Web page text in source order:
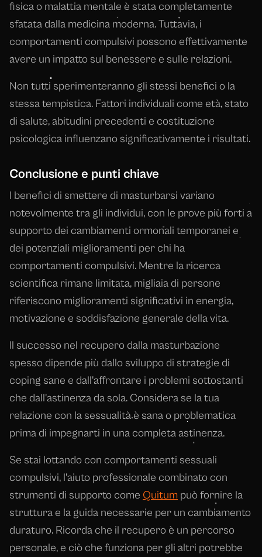
fisica o malattia mentale è stata completamente
sfatata dalla medicina moderna. Tuttavia, i
comportamenti compulsivi possono effettivamente
avere un impatto sul benessere e sulle relazioni.
Non tutti sperimenteranno gli stessi benefici o la
stessa tempistica. Fattori individuali come età, stato
di salute, abitudini precedenti e costituzione
psicologica influenzano significativamente i risultati.
Conclusione e punti chiave
I benefici di smettere di masturbarsi variano
notevolmente tra gli individui, con le prove più forti a
supporto dei cambiamenti ormonali temporanei e
dei potenziali miglioramenti per chi ha
comportamenti compulsivi. Mentre la ricerca
scientifica rimane limitata, migliaia di persone
riferiscono miglioramenti significativi in energia,
motivazione e soddisfazione generale della vita.
Il successo nel recupero dalla masturbazione
spesso dipende più dallo sviluppo di strategie di
coping sane e dall'affrontare i problemi sottostanti
che dall'astinenza da sola. Considera se la tua
relazione con la sessualità è sana o problematica
prima di impegnarti in una completa astinenza.
Se stai lottando con comportamenti sessuali
compulsivi, l'aiuto professionale combinato con
strumenti di supporto come Quitum può fornire la
struttura e la guida necessarie per un cambiamento
duraturo. Ricorda che il recupero è un percorso
personale, e ciò che funziona per gli altri potrebbe